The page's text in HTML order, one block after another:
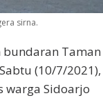
sirna.
bundaran Taman
(10/7/2021),
warga Sidoarjo